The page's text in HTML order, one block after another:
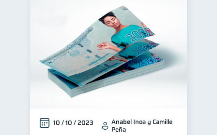
Manejo de deudas 31
Educación financiera 31
Finanzas para jóvenes 30
Control de deudas 30
Finanzas familiares 25
Inclusión financiera
Finanzas para mujeres 20
10 / 10 / 2023 Anabel Inoa y Camille
Peña